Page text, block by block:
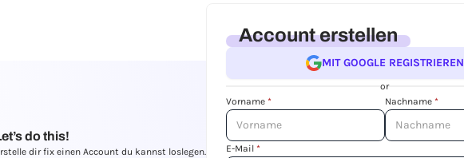
do this!
dir fix einen Account du kannst loslegen.
Account erstellen
MIT GOOGLE REGISTRIEREN
or
Vorname * Nachname *
E-Mail *